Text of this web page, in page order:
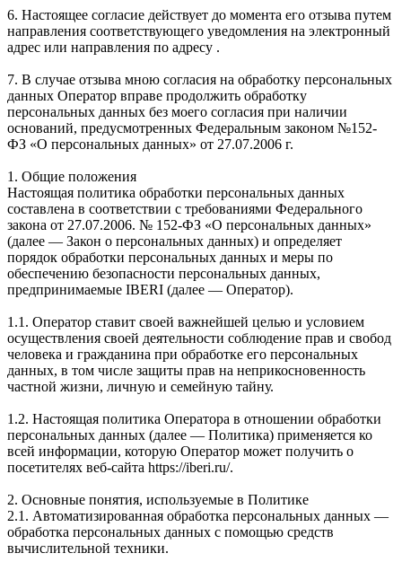
6. Настоящее согласие действует до момента его отзыва путем
направления соответствующего уведомления на электронный
адрес или направления по адресу .
7. В случае отзыва мною согласия на обработку персональных
данных Оператор вправе продолжить обработку
персональных данных без моего согласия при наличии
оснований, предусмотренных Федеральным законом №152-
ФЗ «О персональных данных» от 27.07.2006 г.
1. Общие положения
Настоящая политика обработки персональных данных
составлена в соответствии с требованиями Федерального
закона от 27.07.2006. № 152-ФЗ «О персональных данных»
(далее — Закон о персональных данных) и определяет
порядок обработки персональных данных и меры по
обеспечению безопасности персональных данных,
предпринимаемые IBERI (далее — Оператор).
1.1. Оператор ставит своей важнейшей целью и условием
осуществления своей деятельности соблюдение прав и свобод
человека и гражданина при обработке его персональных
данных, в том числе защиты прав на неприкосновенность
частной жизни, личную и семейную тайну.
1.2. Настоящая политика Оператора в отношении обработки
персональных данных (далее — Политика) применяется ко
всей информации, которую Оператор может получить о
посетителях веб-сайта https://iberi.ru/.
2. Основные понятия, используемые в Политике
2.1. Автоматизированная обработка персональных данных —
обработка персональных данных с помощью средств
вычислительной техники.